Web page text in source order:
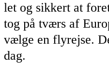
let og sikkert at
tog på tværs af
vælge en flyrejse.
dag.